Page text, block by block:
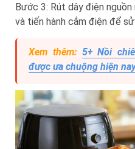
Bước 3: Rút dây điện
và tiến hành cắm điện để sử
Xem thêm: 5+ Nồi
được ưa chuộng hiện